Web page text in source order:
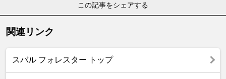
この記事をシェアする
関連リンク
スバル フォレスター トップ